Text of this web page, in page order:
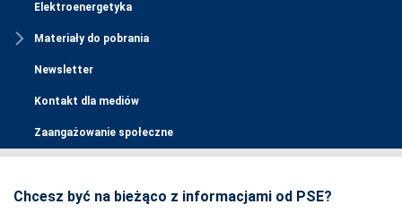
Elektroenergetyka
Materiały do pobrania
Newsletter
Kontakt dla mediów
Zaangażowanie społeczne
Chcesz być na bieżąco z informacjami od PSE?